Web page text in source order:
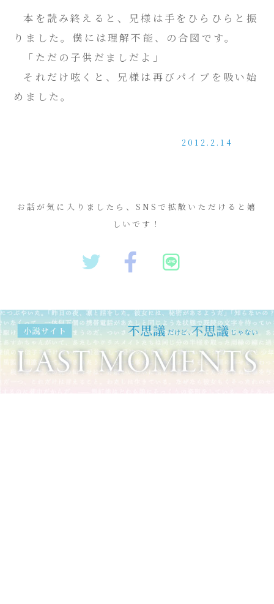
本を読み終えると、兄様は手をひらひらと振
りました。僕には理解不能、の合図です。
「ただの子供だましだよ」
それだけ呟くと、兄様は再びパイプを吸い始
めました。
2012.2.14
お話が気に入りましたら、SNSで拡散いただけると嬉
しいです！